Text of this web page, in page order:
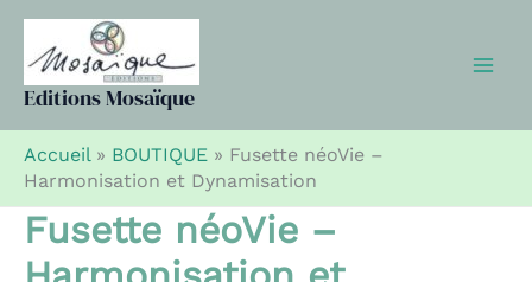
Aller
contenu
Editions Mosaïque
Accueil» BOUTIQUE » Fusette néoVie –
Harmonisation et Dynamisation
Fusette néoVie –